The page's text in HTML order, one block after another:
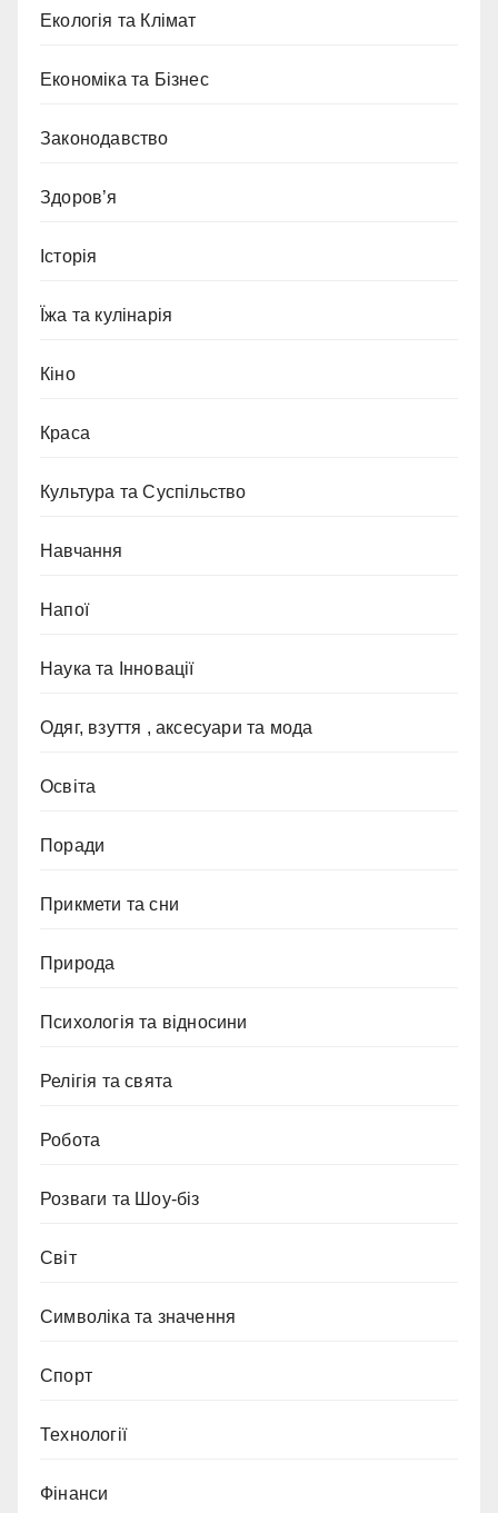
Екологія та Клімат
Економіка та Бізнес
Законодавство
Здоров’я
Історія
Їжа та кулінарія
Кіно
Краса
Культура та Суспільство
Навчання
Напої
Наука та Інновації
Одяг, взуття , аксесуари та мода
Освіта
Поради
Прикмети та сни
Природа
Психологія та відносини
Релігія та свята
Робота
Розваги та Шоу-біз
Світ
Символіка та значення
Спорт
Технології
Фінанси